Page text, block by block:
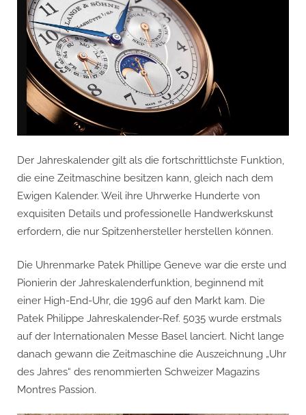
Der Jahreskalender gilt als die fortschrittlichste Funktion,
die eine Zeitmaschine besitzen kann, gleich nach dem
Ewigen Kalender. Weil ihre Uhrwerke Hunderte von
exquisiten Details und professionelle Handwerkskunst
erfordern, die nur Spitzenhersteller herstellen können.
Die Uhrenmarke Patek Phillipe Geneve war die erste und
Pionierin der Jahreskalenderfunktion, beginnend mit
einer High-End-Uhr, die 1996 auf den Markt kam. Die
Patek Philippe Jahreskalender-Ref. 5035 wurde erstmals
auf der Internationalen Messe Basel lanciert. Nicht lange
danach gewann die Zeitmaschine die Auszeichnung „Uhr
des Jahres“ des renommierten Schweizer Magazins
Montres Passion.